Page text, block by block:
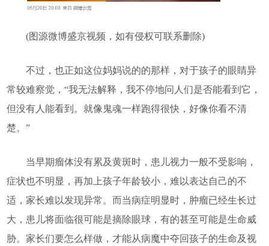
(图源微博盛京视频，如有侵权可联系删除)
不过，也正如这位妈妈说的的那样，对于孩子的眼睛异
常较难察觉，“我无法解释，我不停地问人们是否能看到它，
但没有人能看到。就像鬼魂一样跑得很快，好像你看不清
楚。”
当早期瘤体没有累及黄斑时，患儿视力一般不受影响，
症状也不明显，再加上孩子年龄较小，难以表达自己的不
适，家长难以发现异常。而当病症明显时，肿瘤已经生长过
大，患儿将面临很可能是摘除眼球，有的甚至可能是生命威
胁。家长们要怎么样做，才能从病魔中夺回孩子的生命及视